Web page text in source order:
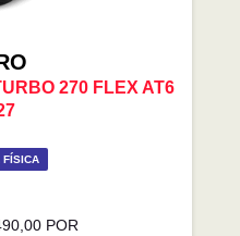
270 FLEX AT6
FÍSICA
POR